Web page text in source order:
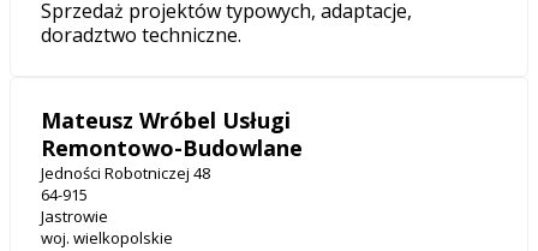
Sprzedaż projektów typowych, adaptacje,
doradztwo techniczne.
Mateusz Wróbel Usługi
Remontowo-Budowlane
Jedności Robotniczej 48
64-915
Jastrowie
woj. wielkopolskie